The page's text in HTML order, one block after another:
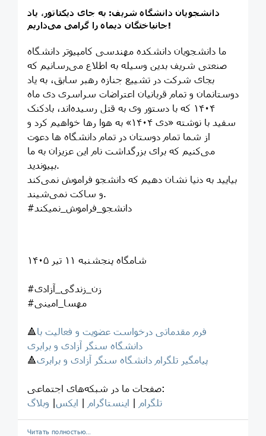
دانشجویان دانشگاه شریف: به جای دیکتاتور، یاد
جانباختگان دیماه را گرامی می‌داریم!
ما دانشجویان دانشکده مهندسی کامپیوتر دانشگاه
صنعتی شریف بدین وسیله به اطلاع می‌رسانیم که
بجای شرکت در تشییع جنازه رهبر سابق، به یاد
دوستانمان و تمام قربانیان اعتراضات سراسری دی ماه
۱۴۰۴ که با دستور وی به قتل رسیده‌اند، بادکنک
سفید با نوشته «دی ۱۴۰۴» به هوا رها خواهیم کرد و
از شما تمام دوستان در تمام دانشگاه ها دعوت
می‌کنیم که برای بزرگداشت نام این عزیزان به ما
بیایید به دنیا نشان دهیم که دانشجو فراموش نمی‌کند
#دانشجو_فراموش_نمیکند
شامگاه پنجشنبه ۱۱ تیر ۱۴۰۵
#زن_زندگی_آزادی
#مهسا_امینی
🔺 فرم مقدماتی درخواست عضویت و فعالیت با
دانشگاه سنگر آزادی و برابری
🔺پیامگیر تلگرام دانشگاه سنگر آزادی و برابری
صفحات ما در شبکه‌های اجتماعی:
تلگرام | اینستاگرام | ایکس| وبلاگ
Читать полностью…